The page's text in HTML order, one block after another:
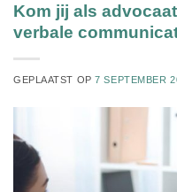
Kom jij als
verbale
GEPLAATST OP7 SEPTEMBER